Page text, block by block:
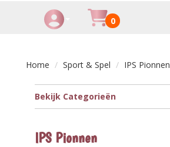
Toggle Account dropdown
Huurmandje
0
Home Sport & Spel IPS Pionnen
Bekijk Categorieën
IPS Pionnen